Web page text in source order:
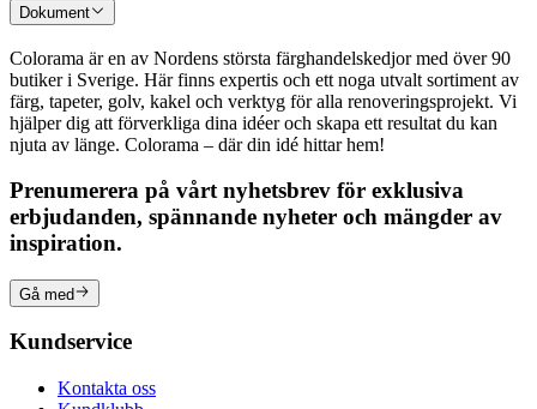
Dokument
Colorama är en av Nordens största färghandelskedjor med över 90
butiker i Sverige. Här finns expertis och ett noga utvalt sortiment av
färg, tapeter, golv, kakel och verktyg för alla renoveringsprojekt. Vi
hjälper dig att förverkliga dina idéer och skapa ett resultat du kan
njuta av länge. Colorama – där din idé hittar hem!
Prenumerera på vårt nyhetsbrev för exklusiva
erbjudanden, spännande nyheter och mängder av
inspiration.
Gå med
Kundservice
Kontakta oss